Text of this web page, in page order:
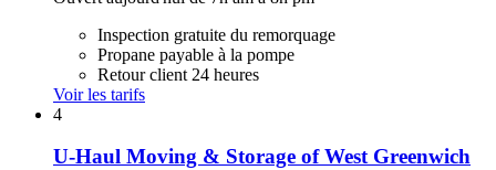
Inspection gratuite du remorquage
Propane payable à la pompe
Retour client 24 heures
Voir les tarifs
4
U-Haul Moving & Storage of West Greenwich